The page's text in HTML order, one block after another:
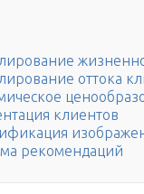
оттока
клиентов
рекомендаций